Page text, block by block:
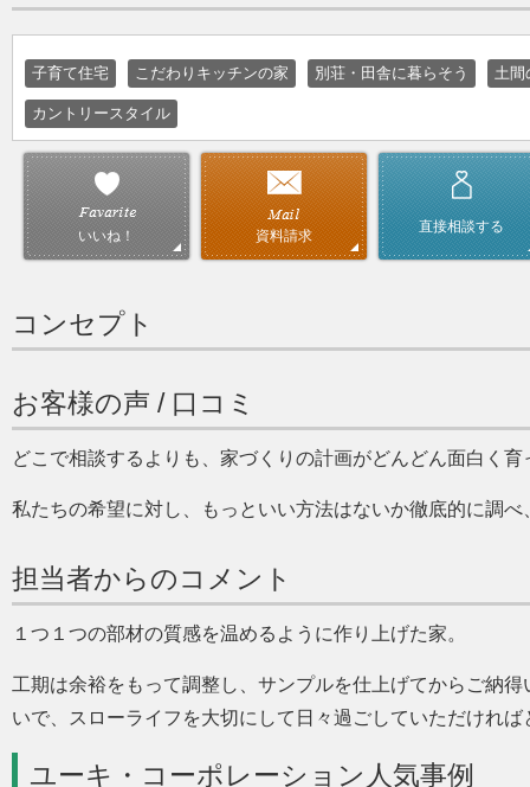
子育て住宅 こだわりキッチンの家 別荘・田舎に暮らそう 土間
カントリースタイル
いいね！ 資料請求
直接相談する
コンセプト
お客様の声 / 口コミ
どこで相談するよりも、家づくりの計画がどんどん面白く
私たちの希望に対し、もっといい方法はないか徹底的に調
担当者からのコメント
１つ１つの部材の質感を温めるように作り上げた家。
工期は余裕をもって調整し、サンプルを仕上げてからご納
いで、スローライフを大切にして日々過ごしていただければ
ユーキ・コーポレーション人気事例